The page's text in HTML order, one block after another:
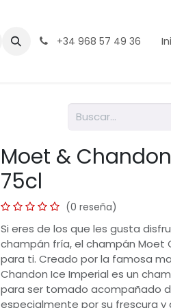
+34 968 57 49 36
Moet &
75cl
(0 reseña)
Si eres de los que les gusta
champán fría, el champán Moet
para ti. Creado por la famosa
Chandon Ice Imperial es un
para ser tomado acompañado
especialmente por su frescura y